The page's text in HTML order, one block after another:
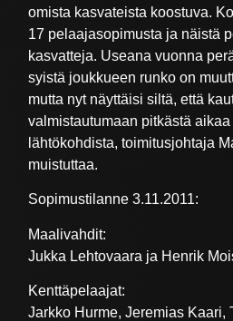
omista kasvateista koostuva.
17 pelaajasopimusta ja näistä
kasvatteja. Useana vuonna
syistä joukkueen runko on
mutta nyt näyttäisi siltä, että
valmistautumaan pitkästä
lähtökohdista, toimitusjohtaja
muistuttaa.
Sopimustilanne 3.11.2011:
Maalivahdit:
Jukka Lehtovaara ja Henrik
Kenttäpelaajat:
Jarkko Hurme, Jeremias Kaari,